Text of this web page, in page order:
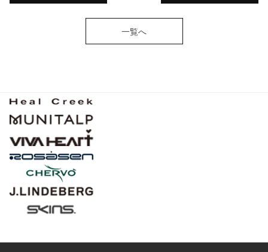
一覧へ